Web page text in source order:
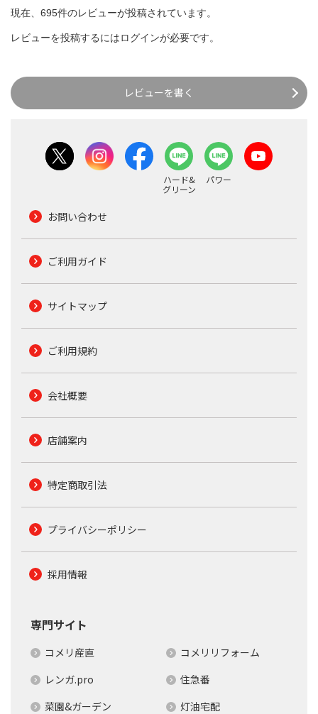
現在、695件のレビューが投稿されています。
レビューを投稿するにはログインが必要です。
レビューを書く
ハード&
グリーン
パワー
お問い合わせ
ご利用ガイド
サイトマップ
ご利用規約
会社概要
店舗案内
特定商取引法
プライバシーポリシー
採用情報
専門サイト
コメリ産直
コメリリフォーム
レンガ.pro
住急番
菜園&ガーデン
灯油宅配